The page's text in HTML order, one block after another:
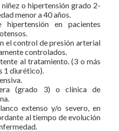
o hipertensión grado 2-
menor a 40 años.
en pacientes
el control de presión arterial
controlados.
al tratamiento. (3 o más
1 diurético).
(grado 3) o clínica de
extenso y/o severo, en
al tiempo de evolución